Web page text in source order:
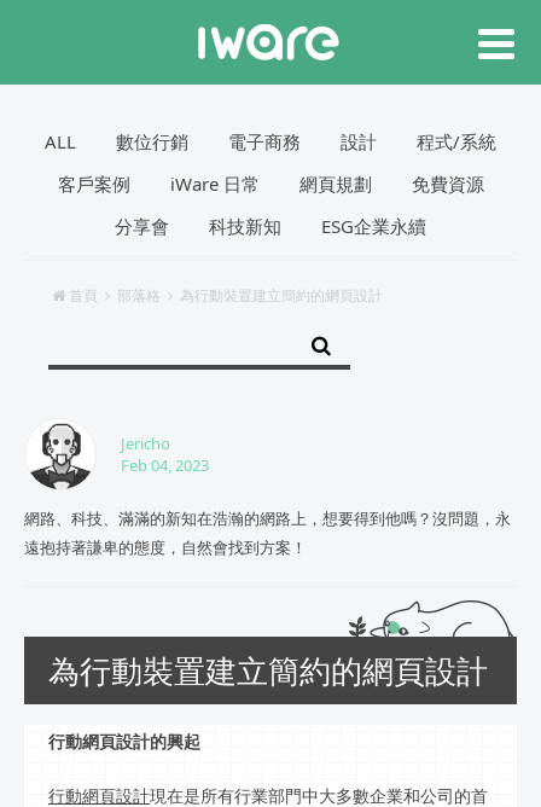
ALL 數位行銷 電子商務 設計
程式/系統
客戶案例
iWare 日常 網頁規劃
免費資源
分享會
科技新知 ESG企業永續
首頁 部落格 為行動裝置建立簡約的網頁設計
Jericho
Feb 04, 2023
網路、科技、滿滿的新知在浩瀚的網路上，想要得到他嗎？沒問題，永
遠抱持著謙卑的態度，自然會找到方案！
為行動裝置建立簡約的網頁設計
行動網頁設計的興起
行動網頁設計現在是所有行業部門中大多數企業和公司的首